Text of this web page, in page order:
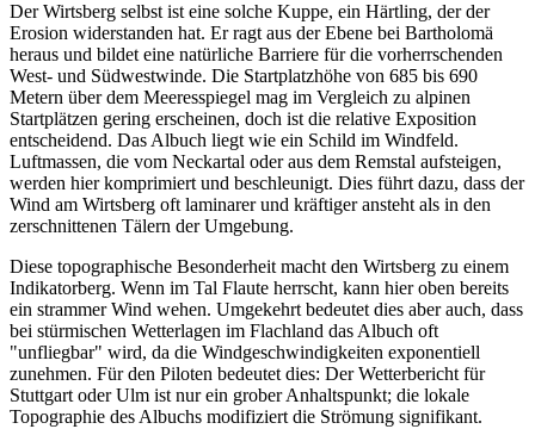
Der Wirtsberg selbst ist eine solche Kuppe, ein Härtling, der der
Erosion widerstanden hat. Er ragt aus der Ebene bei Bartholomä
heraus und bildet eine natürliche Barriere für die vorherrschenden
West- und Südwestwinde. Die Startplatzhöhe von 685 bis 690
Metern über dem Meeresspiegel mag im Vergleich zu alpinen
Startplätzen gering erscheinen, doch ist die relative Exposition
entscheidend. Das Albuch liegt wie ein Schild im Windfeld.
Luftmassen, die vom Neckartal oder aus dem Remstal aufsteigen,
werden hier komprimiert und beschleunigt. Dies führt dazu, dass der
Wind am Wirtsberg oft laminarer und kräftiger ansteht als in den
zerschnittenen Tälern der Umgebung.
Diese topographische Besonderheit macht den Wirtsberg zu einem
Indikatorberg. Wenn im Tal Flaute herrscht, kann hier oben bereits
ein strammer Wind wehen. Umgekehrt bedeutet dies aber auch, dass
bei stürmischen Wetterlagen im Flachland das Albuch oft
"unfliegbar" wird, da die Windgeschwindigkeiten exponentiell
zunehmen. Für den Piloten bedeutet dies: Der Wetterbericht für
Stuttgart oder Ulm ist nur ein grober Anhaltspunkt; die lokale
Topographie des Albuchs modifiziert die Strömung signifikant.